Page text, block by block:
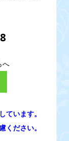
へ
います。
ください。